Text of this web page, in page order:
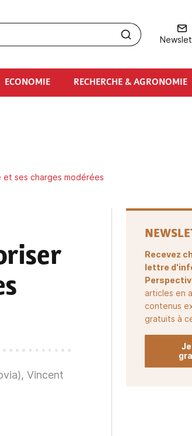
ECONOMIE RECHERCHE & AGRONOMIE
ses charges modérées
Vincent
Recevez
lettre
articles en
contenus
gratuits à